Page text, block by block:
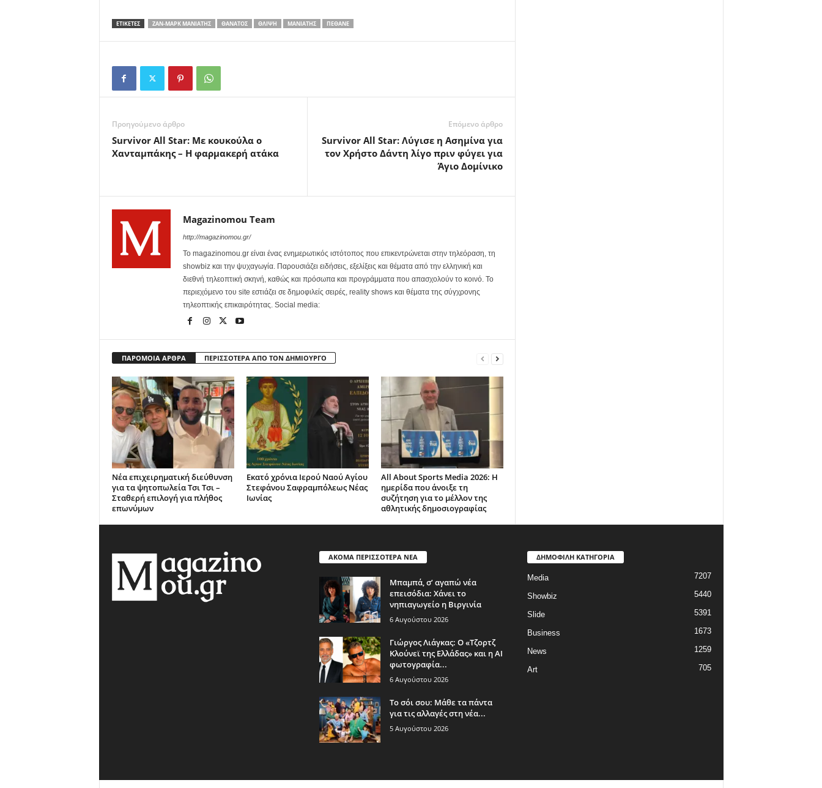
ΕΤΙΚΕΤΕΣ ΖΑΝ-ΜΑΡΚ ΜΑΝΙΆΤΗΣ ΘΆΝΑΤΟΣ ΘΛΊΨΗ ΜΑΝΙΆΤΗΣ ΠΈΘΑΝΕ
Προηγούμενο άρθρο
Survivor All Star: Με κουκούλα ο
Χανταμπάκης – Η φαρμακερή ατάκα
Επόμενο άρθρο
Survivor All Star: Λύγισε η Ασημίνα για
τον Χρήστο Δάντη λίγο πριν φύγει για
Άγιο Δομίνικο
Magazinomou Team
http://magazinomou.gr/
Το magazinomou.gr είναι ένας ενημερωτικός ιστότοπος που επικεντρώνεται στην τηλεόραση, τη
showbiz και την ψυχαγωγία. Παρουσιάζει ειδήσεις, εξελίξεις και θέματα από την ελληνική και
διεθνή τηλεοπτική σκηνή, καθώς και πρόσωπα και προγράμματα που απασχολούν το κοινό. Το
περιεχόμενο του site εστιάζει σε δημοφιλείς σειρές, reality shows και θέματα της σύγχρονης
τηλεοπτικής επικαιρότητας. Social media:
ΠΑΡΟΜΟΙΑ ΑΡΘΡΑ ΠΕΡΙΣΣΟΤΕΡΑ ΑΠΟ ΤΟΝ ΔΗΜΙΟΥΡΓΟ
Νέα επιχειρηματική διεύθυνση
για τα ψητοπωλεία Τσι Τσι –
Σταθερή επιλογή για πλήθος
επωνύμων
Εκατό χρόνια Ιερού Ναού Αγίου
Στεφάνου Σαφραμπόλεως Νέας
Ιωνίας
All About Sports Media 2026: Η
ημερίδα που άνοιξε τη
συζήτηση για το μέλλον της
αθλητικής δημοσιογραφίας
ΑΚΟΜΑ ΠΕΡΙΣΣΟΤΕΡΑ ΝΕΑ
Μπαμπά, σ’ αγαπώ νέα
επεισόδια: Χάνει το
νηπιαγωγείο η Βιργινία
6 Αυγούστου 2026
Γιώργος Λιάγκας: Ο «Τζορτζ
Κλούνεϊ της Ελλάδας» και η AI
φωτογραφία...
6 Αυγούστου 2026
Το σόι σου: Μάθε τα πάντα
για τις αλλαγές στη νέα...
5 Αυγούστου 2026
ΔΗΜΟΦΙΛΗ ΚΑΤΗΓΟΡΙΑ
Media 7207
Showbiz 5440
Slide 5391
Business 1673
News 1259
Art 705